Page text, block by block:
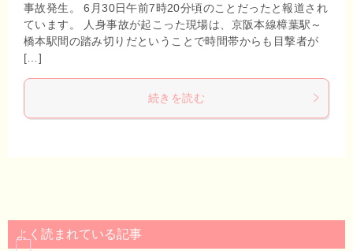
事故発生。 6月30日午前7時20分頃のことだったと報道され
ています。 人身事故が起こった現場は、京阪本線樟葉駅～
橋本駅間の踏み切りだということで時間帯からも目撃者が
[…]
続きを読む
よく読まれている記事